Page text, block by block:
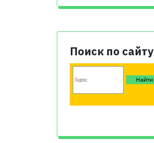
Поиск по сайту